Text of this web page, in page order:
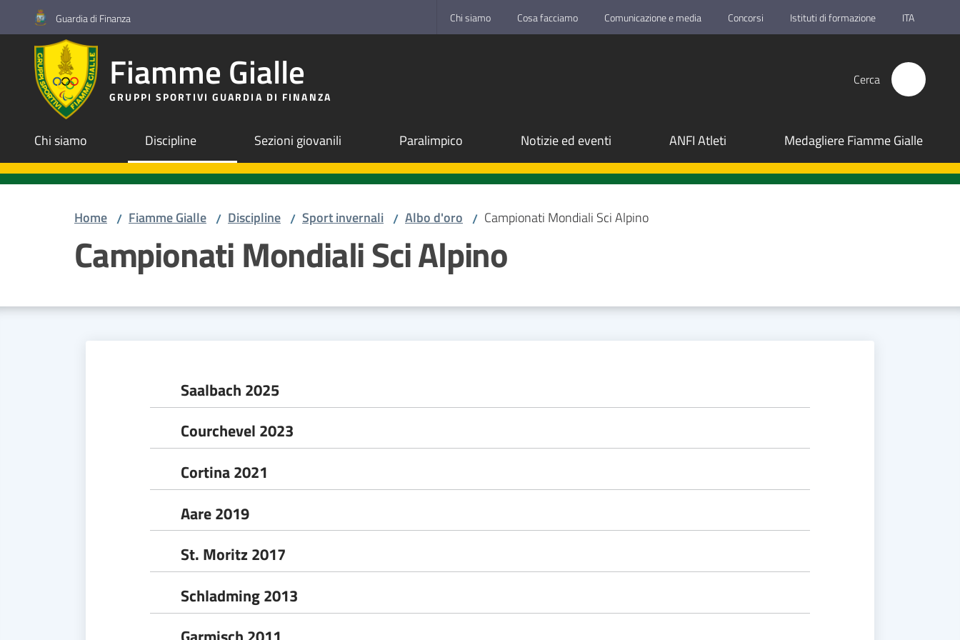
Vai al contenuto
Vai alla navigazione
Vai al footerGuardia di Finanza Chi siamo Cosa facciamo Comunicazione e media Concorsi Istituti di formazione ITA
Fiamme Gialle
GRUPPI SPORTIVI GUARDIA DI FINANZA
Cerca
Chi siamo Discipline Sezioni giovanili Paralimpico Notizie ed eventi ANFI Atleti Medagliere Fiamme Gialle
Home / Fiamme Gialle / Discipline / Sport invernali / Albo d'oro / Campionati Mondiali Sci Alpino
Campionati Mondiali Sci Alpino
Saalbach 2025
Courchevel 2023
Cortina 2021
Aare 2019
St. Moritz 2017
Schladming 2013